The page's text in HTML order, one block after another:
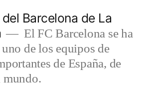
Barcelona de La
El FC Barcelona se ha
de los equipos de
de España, de
mundo.